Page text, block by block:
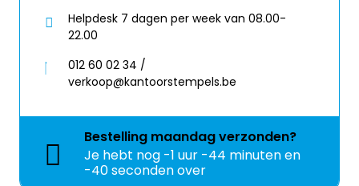
Helpdesk 7 dagen per week van 08.00-
22.00
012 60 02 34 /
verkoop@kantoorstempels.be
Bestelling maandagverzonden?
Je hebt nog -1 uur -44 minuten en
-40 seconden over